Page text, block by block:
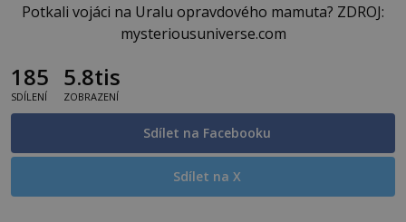
Potkali vojáci na Uralu opravdového mamuta? ZDROJ:
mysteriousuniverse.com
185
SDÍLENÍ
5.8tis
ZOBRAZENÍ
Sdílet na Facebooku
Sdílet na X